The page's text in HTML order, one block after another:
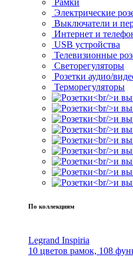
Электрические
Выключатели и
Интернет и
USB устройства
Телевизионные
Светорегуляторы
Розетки аудио/
Терморегуляторы
По коллекциям
Legrand Inspiria
10 цветов рамок, 108